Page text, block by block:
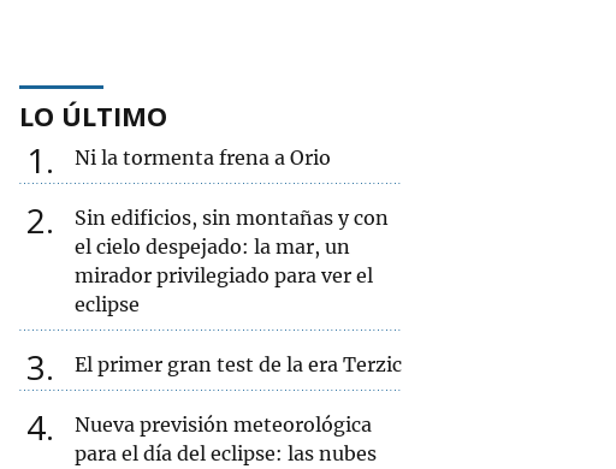
LO ÚLTIMO
1 Ni la tormenta frena a Orio
2
Sin edificios, sin montañas y con
el cielo despejado: la mar, un
mirador privilegiado para ver el
eclipse
3 El primer gran test de la era Terzic
4
Nueva previsión meteorológica
para el día del eclipse: las nubes